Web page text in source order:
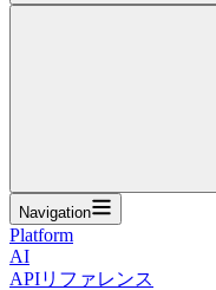
Navigation
Platform
AI
APIリファレンス